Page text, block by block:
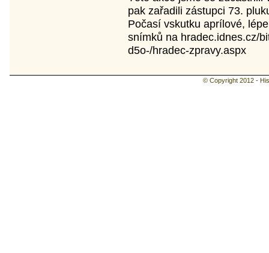
pak zařadili zástupci 73.
Počasí vskutku aprílové,
snímků na hradec.idnes.cz/
d5o-/hradec-zpravy.aspx
© Copyright 2012 -